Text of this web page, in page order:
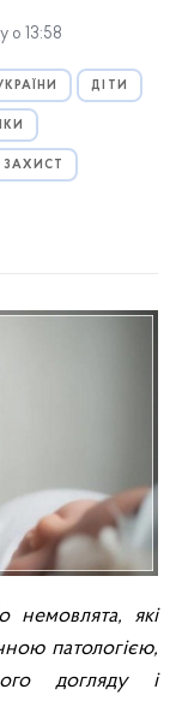
о 13:58
ДІТИ
ЗАХИСТ
які
патологією,
догляду і